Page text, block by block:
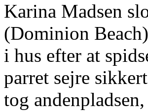
Karina Madsen
(Dominion
i hus efter at
parret sejre
tog